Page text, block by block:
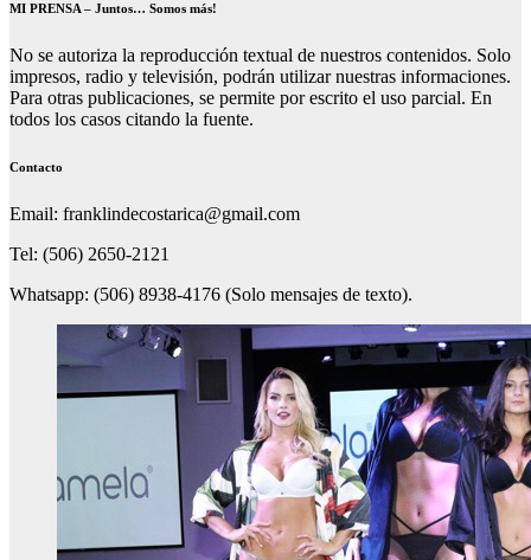
MI PRENSA – Juntos… Somos más!
No se autoriza la reproducción textual de nuestros contenidos. Solo
impresos, radio y televisión, podrán utilizar nuestras informaciones.
Para otras publicaciones, se permite por escrito el uso parcial. En
todos los casos citando la fuente.
Contacto
Email: franklindecostarica@gmail.com
Tel: (506) 2650-2121
Whatsapp: (506) 8938-4176 (Solo mensajes de texto).